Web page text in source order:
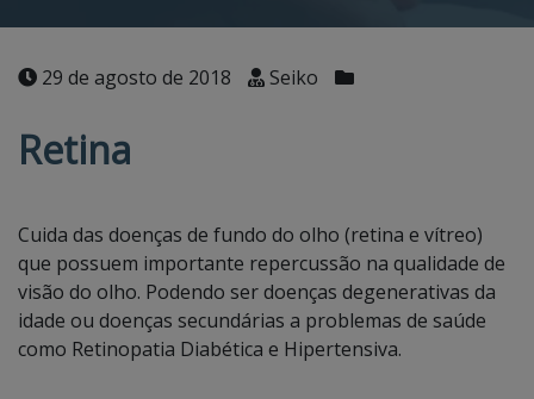
29 de agosto de 2018 Seiko
Retina
Cuida das doenças de fundo do olho (retina e vítreo)
que possuem importante repercussão na qualidade de
visão do olho. Podendo ser doenças degenerativas da
idade ou doenças secundárias a problemas de saúde
como Retinopatia Diabética e Hipertensiva.